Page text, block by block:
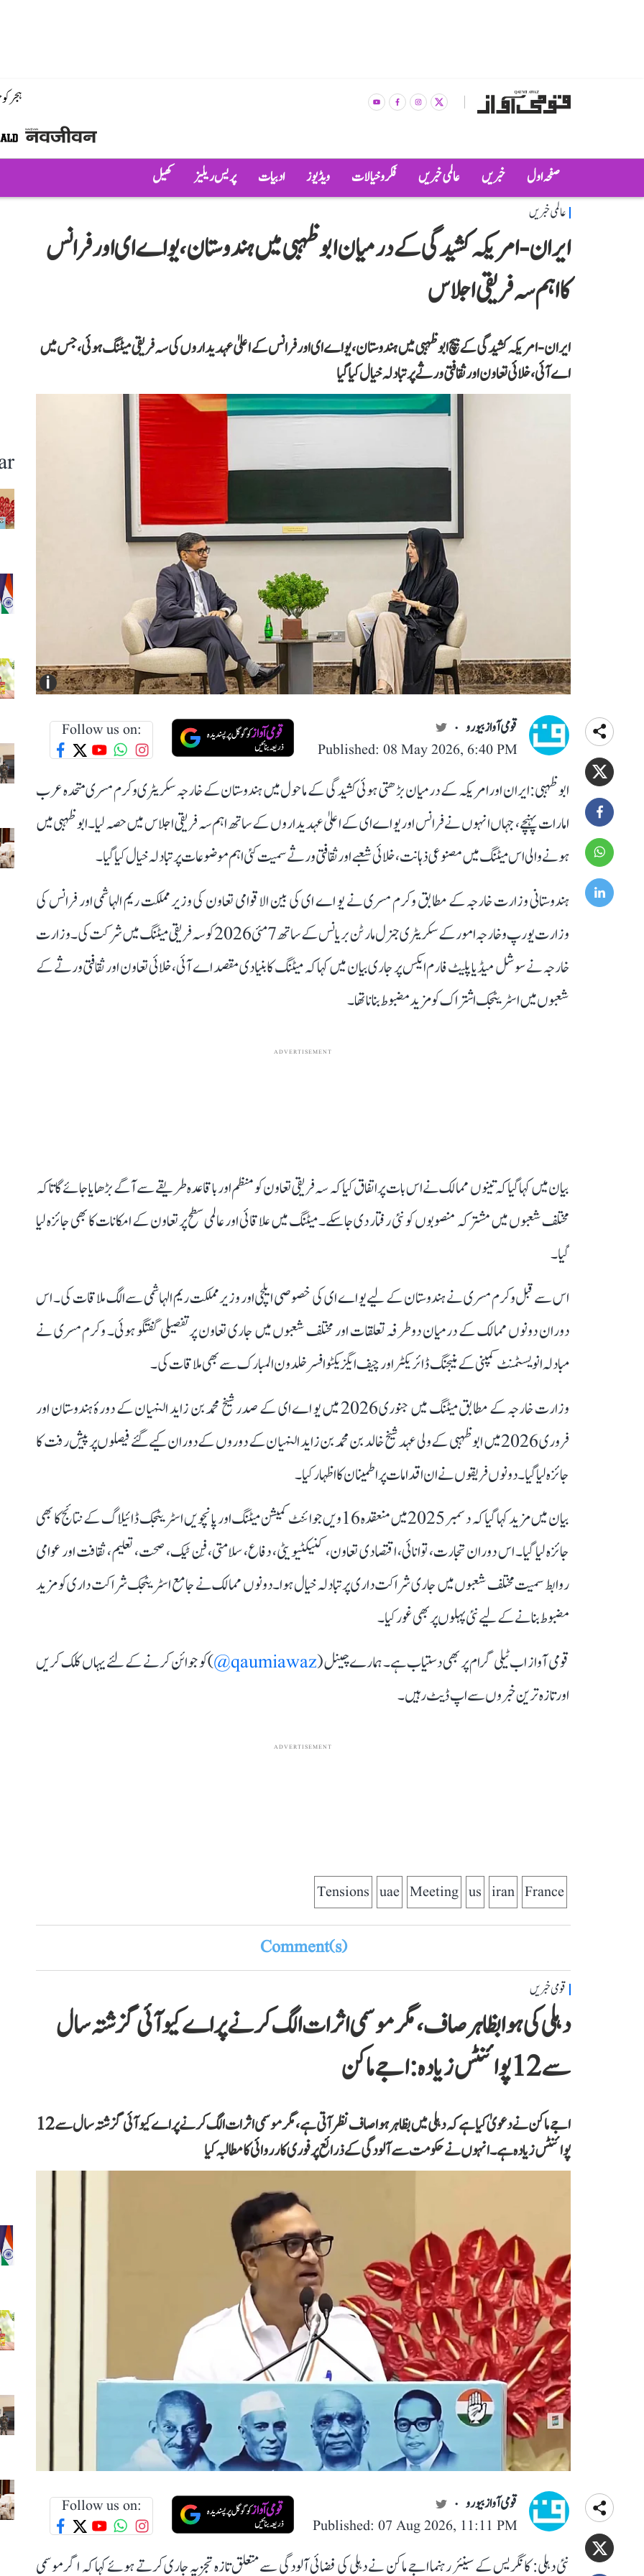
ہجر
صفحہ اول خبریں عالمی خبریں فکر و خیالات ویڈیوز ادبیات پریس ریلیز کھیل
عالمی خبریں
ایران-امریکہ کشیدگی کے درمیان ابو ظہبی میں ہندوستان، یو اے ای اور فرانس
کا اہم سہ فریقی اجلاس
ایران-امریکہ کشیدگی کے بیچ ابو ظہبی میں ہندوستان، یو اے ای اور فرانس کے اعلیٰ عہدیداروں کی سہ فریقی میٹنگ ہوئی، جس میں
اے آئی، خلائی تعاون اور ثقافتی ورثے پر تبادلہ خیال کیا گیا
i
قومی آواز بیورو
Published: 08 May 2026, 6:40 PM
Follow us on:
ابو ظہبی: ایران اور امریکہ کے درمیان بڑھتی ہوئی کشیدگی کے ماحول میں ہندوستان کے خارجہ سکریٹری وکرم مسری متحدہ عرب
امارات پہنچے، جہاں انہوں نے فرانس اور یو اے ای کے اعلیٰ عہدیداروں کے ساتھ اہم سہ فریقی اجلاس میں حصہ لیا۔ ابو ظہبی میں
ہونے والی اس میٹنگ میں مصنوعی ذہانت، خلائی شعبے اور ثقافتی ورثے سمیت کئی اہم موضوعات پر تبادلہ خیال کیا گیا۔
ہندوستانی وزارت خارجہ کے مطابق وکرم مسری نے یو اے ای کی بین الاقوامی تعاون کی وزیر مملکت ریم الہاشمی اور فرانس کی
وزارت یورپ و خارجہ امور کے سکریٹری جنرل مارٹن بریانس کے ساتھ 7 مئی 2026 کو سہ فریقی میٹنگ میں شرکت کی۔ وزارت
خارجہ نے سوشل میڈیا پلیٹ فارم ایکس پر جاری بیان میں کہا کہ میٹنگ کا بنیادی مقصد اے آئی، خلائی تعاون اور ثقافتی ورثے کے
شعبوں میں اسٹریٹجک اشتراک کو مزید مضبوط بنانا تھا۔
ADVERTISEMENT
بیان میں کہا گیا کہ تینوں ممالک نے اس بات پر اتفاق کیا کہ سہ فریقی تعاون کو منظم اور باقاعدہ طریقے سے آگے بڑھایا جائے گا تاکہ
مختلف شعبوں میں مشترکہ منصوبوں کو نئی رفتار دی جا سکے۔ میٹنگ میں علاقائی اور عالمی سطح پر تعاون کے امکانات کا بھی جائزہ لیا
گیا۔
اس سے قبل وکرم مسری نے ہندوستان کے لیے یو اے ای کی خصوصی ایلچی اور وزیر مملکت ریم الہاشمی سے الگ ملاقات کی۔ اس
دوران دونوں ممالک کے درمیان دوطرفہ تعلقات اور مختلف شعبوں میں جاری تعاون پر تفصیلی گفتگو ہوئی۔ وکرم مسری نے
مبادلہ انویسٹمنٹ کمپنی کے منیجنگ ڈائریکٹر اور چیف ایگزیکٹو افسر خلدون المبارک سے بھی ملاقات کی۔
وزارت خارجہ کے مطابق میٹنگ میں جنوری 2026 میں یو اے ای کے صدر شیخ محمد بن زاید النہیان کے دورۂ ہندوستان اور
فروری 2026 میں ابو ظہبی کے ولی عہد شیخ خالد بن محمد بن زاید النہیان کے دوروں کے دوران کیے گئے فیصلوں پر پیش رفت کا
جائزہ لیا گیا۔ دونوں فریقوں نے ان اقدامات پر اطمینان کا اظہار کیا۔
بیان میں مزید کہا گیا کہ دسمبر 2025 میں منعقدہ 16ویں جوائنٹ کمیشن میٹنگ اور پانچویں اسٹریٹجک ڈائیلاگ کے نتائج کا بھی
جائزہ لیا گیا۔ اس دوران تجارت، توانائی، اقتصادی تعاون، کنیکٹیویٹی، دفاع، سلامتی، فِن ٹیک، صحت، تعلیم، ثقافت اور عوامی
روابط سمیت مختلف شعبوں میں جاری شراکت داری پر تبادلہ خیال ہوا۔ دونوں ممالک نے جامع اسٹریٹجک شراکت داری کو مزید
مضبوط بنانے کے لیے نئی پہلوں پر بھی غور کیا۔
قومی آواز اب ٹیلی گرام پر بھی دستیاب ہے۔ ہمارے چینل (qaumiawaz@
) کو جوائن کرنے کے لئے یہاں کلک کریں
اور تازہ ترین خبروں سے اپ ڈیٹ رہیں۔
ADVERTISEMENT
France
iran
us
Meeting
uae
Tensions
Comment(s)
قومی خبریں
دہلی کی ہوا بظاہر صاف، مگر موسمی اثرات الگ کرنے پر اے کیو آئی گزشتہ سال
سے 12 پوائنٹس زیادہ: اجے ماکن
اجے ماکن نے دعویٰ کیا ہے کہ دہلی میں بظاہر ہوا صاف نظر آتی ہے، مگر موسمی اثرات الگ کرنے پر اے کیو آئی گزشتہ سال سے 12
پوائنٹس زیادہ ہے۔ انہوں نے حکومت سے آلودگی کے ذرائع پر فوری کارروائی کا مطالبہ کیا
قومی آواز بیورو
Published: 07 Aug 2026, 11:11 PM
Follow us on:
نئی دہلی: کانگریس کے سینئر رہنما اجے ماکن نے دہلی کی فضائی آلودگی سے متعلق تازہ تجزیہ جاری کرتے ہوئے کہا کہ اگر موسمی